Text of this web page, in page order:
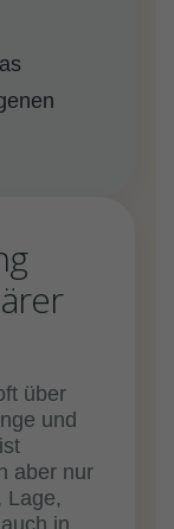
über
und
aber nur
Lage,
in